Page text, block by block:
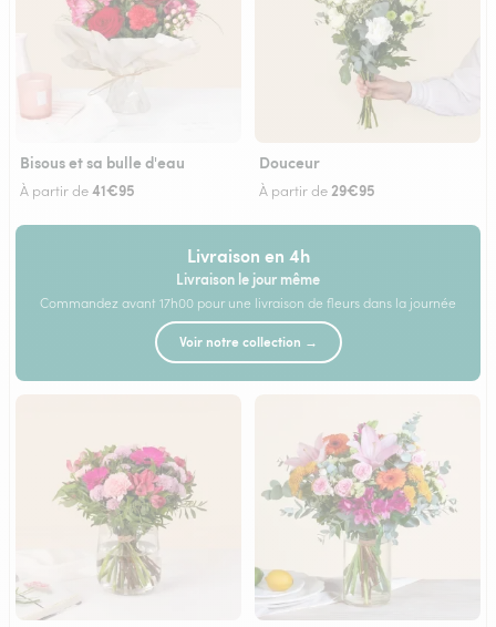
Bisous et sa bulle d'eau
À partir de41€95
Douceur
À partir de29€95
Livraison en 4h
Livraison le jour même
Commandez avant 17h00 pour une livraison de fleurs dans la journée
Voir notre collection →